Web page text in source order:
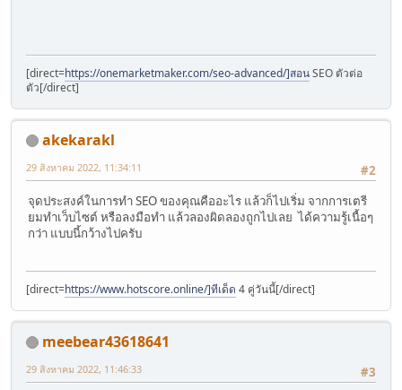
[direct=https://onemarketmaker.com/seo-advanced/]สอนSEO ตัวต่อ
ตัว[/direct]
akekarakl
#2
29 สิงหาคม 2022, 11:34:11
จุดประสงค์ในการทำ SEO ของคุณคืออะไร แล้วก็ไปเริ่ม จากการเตรี
ยมทำเว็บไซต์ หรือลงมือทำ แล้วลองผิดลองถูกไปเลย ได้ความรู้เนื้อๆ
กว่า แบบนี้กว้างไปครับ
[direct=https://www.hotscore.online/]ทีเด็ด 4 คู่วันนี้[/direct]
meebear43618641
#3
29 สิงหาคม 2022, 11:46:33